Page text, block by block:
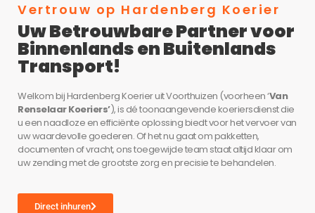
Vertrouw op Hardenberg Koerier
Uw Betrouwbare Partner voor
Binnenlands en Buitenlands
Transport!
Welkom bij Hardenberg Koerier uit Voorthuizen (voorheen ‘Van
Renselaar Koeriers’), is dé toonaangevende koeriersdienst die
u een naadloze en efficiënte oplossing biedt voor het vervoer van
uw waardevolle goederen. Of het nu gaat om pakketten,
documenten of vracht, ons toegewijde team staat altijd klaar om
uw zending met de grootste zorg en precisie te behandelen.
Direct inhuren